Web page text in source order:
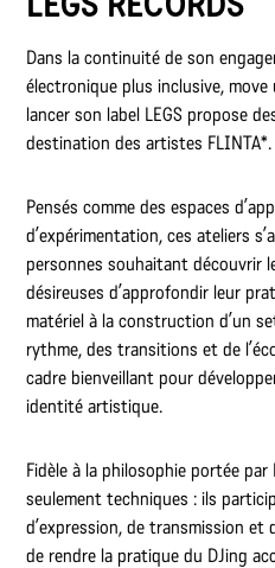
Dans la continuité de son
électronique plus inclusive,
lancer son label LEGS propose
destination des artistes FLINTA*.
Pensés comme des espaces
d’expérimentation, ces ateliers
personnes souhaitant découvrir
désireuses d’approfondir leur
matériel à la construction d’un
rythme, des transitions et de
cadre bienveillant pour
identité artistique.
Fidèle à la philosophie portée
seulement techniques : ils
d’expression, de transmission et
de rendre la pratique du DJing